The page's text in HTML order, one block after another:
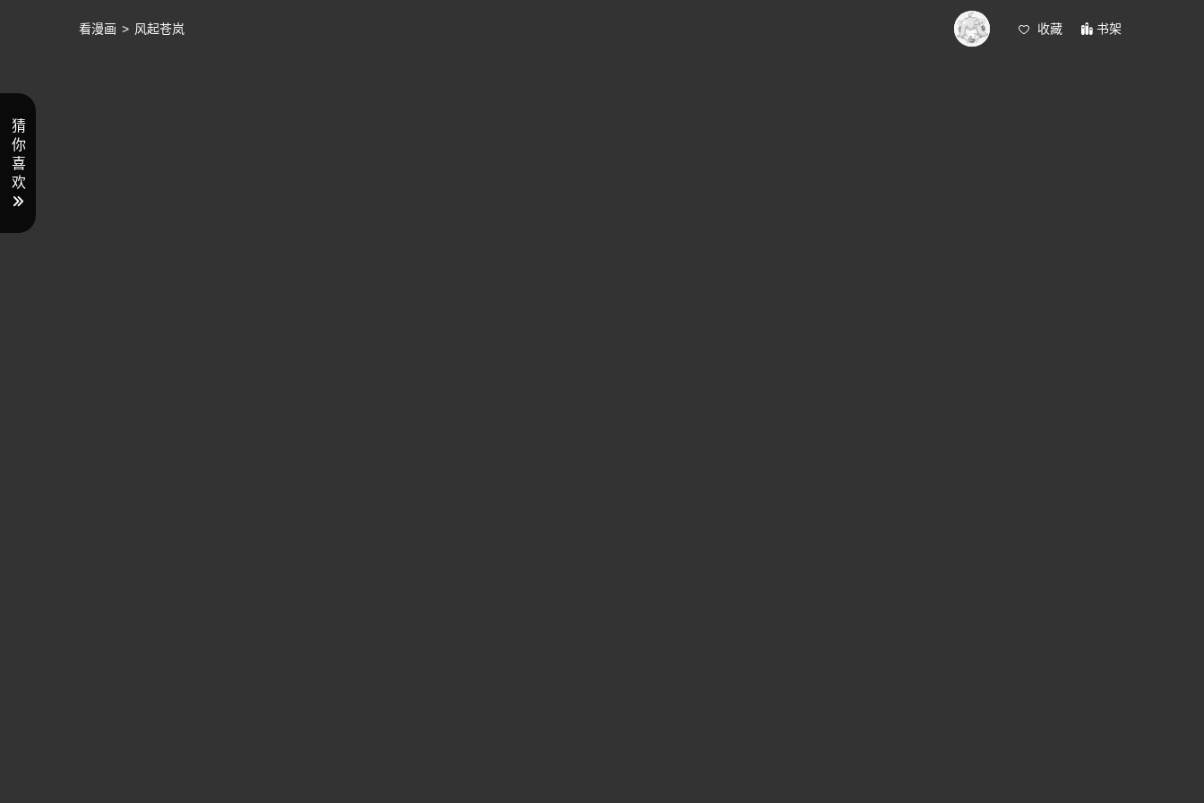
收藏 书架
看漫画 > 风起苍岚
猜
你
喜
欢